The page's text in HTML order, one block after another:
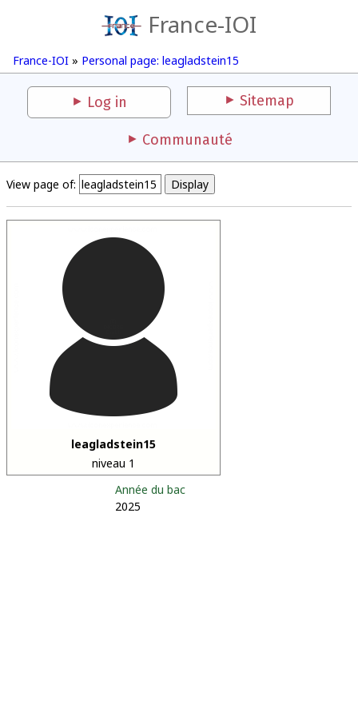
France-IOI
France-IOI » Personal page: leagladstein15
Log in Sitemap
Communauté
View page of:
leagladstein15
niveau 1
Année du bac
2025